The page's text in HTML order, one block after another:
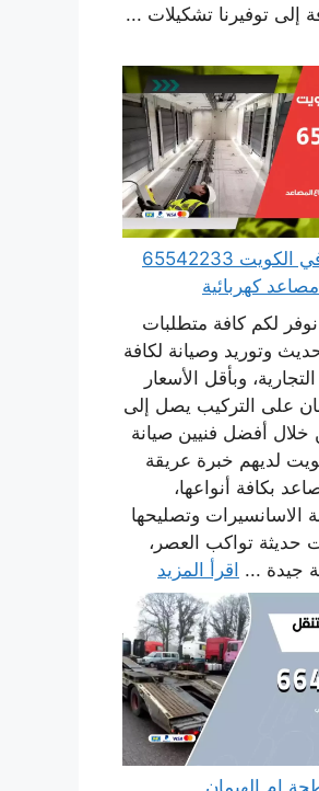
إلى توفيرنا تشكيلات ...
صيانة مصاعد في الكويت 65542233
كهربائية
لكم كافة متطلبات
وتوريد وصيانة لكافة
وبأقل الأسعار
على التركيب يصل إلى
خلال أفضل فنيين صيانة
لديهم خبرة عريقة
بكافة أنواعها،
الاسانسيرات وتصليحها
حديثة تواكب العصر،
جيدة ... اقرأ المزيد
ام الهيمان